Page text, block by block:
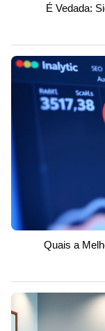
É Vedada:
Quais a